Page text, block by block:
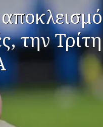
την Τρίτη